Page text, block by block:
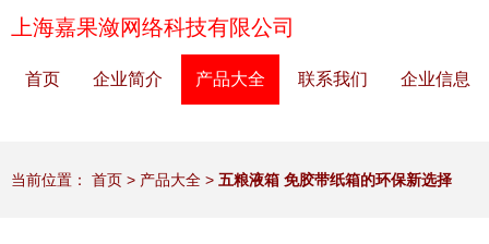
上海嘉果潋网络科技有限公司
首页 企业简介 产品大全 联系我们 企业信息
当前位置： 首页 > 产品大全 > 五粮液箱 免胶带纸箱的环保新选择